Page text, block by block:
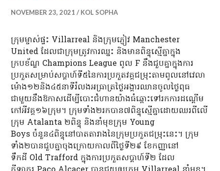
NOVEMBER 23, 2021 KOL SOPHA
ក្រុមម្ចាស់ផ្ទះ Villarreal និងក្រុមភ្ញៀវ Manchester
United ដែលជាក្រុមត្រូវការឈ្នះ និងមានពិន្ទុស្មើគ្នាក្នុង
ក្របខ័ណ្ឌ Champions League ពូល F នឹងជួបគ្នាក្នុងការ
ប្រកួតសម្រាប់សប្តាហ៍ទី៥នៃការប្រកួតវគ្គជម្រុះតាមពូលនៅវេលា
ម៉ោង១២និង៤៥នាទីរំលងអធ្រាត្រថ្ងៃអង្គារឈានចូលថ្ងៃពុធ
ជាមួយនឹងឱកាសដើម្បីបោះជំហានយ៉ាងធំឆ្ពោះទៅរកការដណ្តើម
កៅអីវគ្គ១៦ក្រុម។ ក្រុមទាំង២រកបាន៧ពិន្ទុស្មើគ្នាដោយឈរពីលើ
ក្រុម Atalanta ២ពិន្ទុ និងនាំមុខក្រុម Young
Boys ចំនួន៤ពិន្ទុនៅបាតតារាងនៃក្រុមប្រកួតជម្រុះនេះ។ ក្រុម​
ទាំង២​បាន​ជួប​គ្នា​ចុង​ក្រោយ​កាលពីថ្ងៃ​ទី២៩ ខែ​កញ្ញា​នៅ
ទឹកដី Old Trafford ក្នុង​ការ​ប្រកួត​សប្តាហ៍ទី២ ដែល